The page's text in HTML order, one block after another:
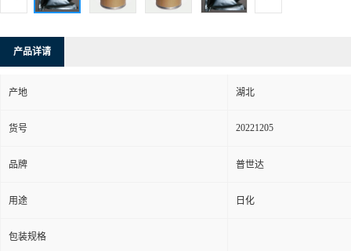
产品详请
产地 湖北
货号 20221205
品牌 普世达
用途 日化
包装规格